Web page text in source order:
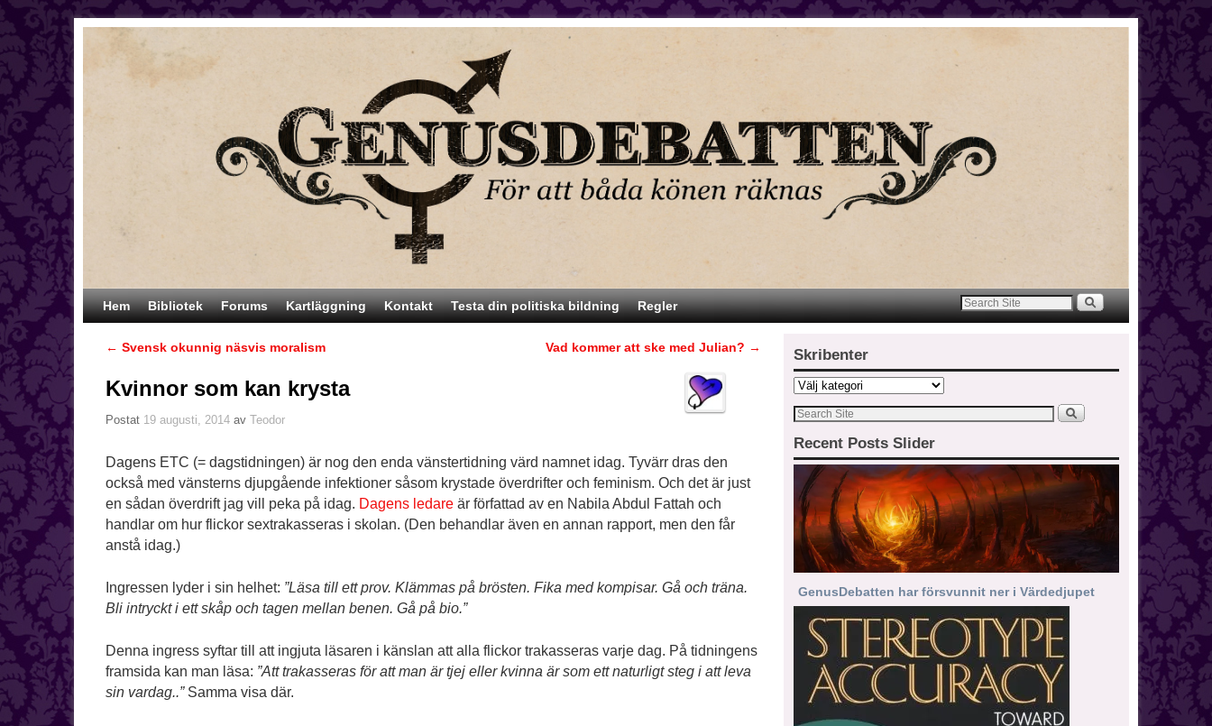
Hoppa till huvudinnehåll
Hoppa till sekundärt innehåll
Hem Bibliotek Forums Kartläggning Kontakt Testa din politiska bildning Regler
Inläggsnavigering
← Svensk okunnig näsvis moralism Vad kommer att ske med Julian? →
Kvinnor som kan krysta
Postat 19 augusti, 2014 av Teodor
Dagens ETC (= dagstidningen) är nog den enda vänstertidning värd namnet idag. Tyvärr dras den
också med vänsterns djupgående infektioner såsom krystade överdrifter och feminism. Och det är just
en sådan överdrift jag vill peka på idag. Dagens ledare är författad av en Nabila Abdul Fattah och
handlar om hur flickor sextrakasseras i skolan. (Den behandlar även en annan rapport, men den får
anstå idag.)
Ingressen lyder i sin helhet: ”Läsa till ett prov. Klämmas på brösten. Fika med kompisar. Gå och träna.
Bli intryckt i ett skåp och tagen mellan benen. Gå på bio.”
Denna ingress syftar till att ingjuta läsaren i känslan att alla flickor trakasseras varje dag. På tidningens
framsida kan man läsa: ”Att trakasseras för att man är tjej eller kvinna är som ett naturligt steg i att leva
sin vardag..”Samma visa där.
Skribenter
Recent Posts Slider
GenusDebatten har försvunnit ner i Värdedjupet